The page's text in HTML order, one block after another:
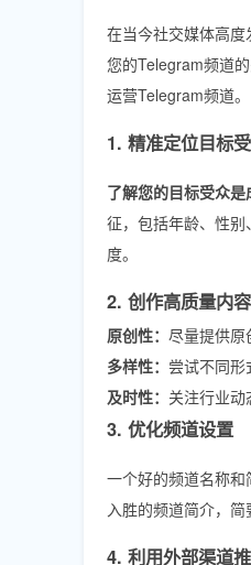
在当今社交媒体高
您的Telegram频道
运营Telegram频道。
1. 精准定位目标
了解您的目标受众是
征，包括年龄、性
度。
2. 创作高质量内容
原创性： 尽量提供原
多样性： 尝试不同形
及时性： 关注行业动
3. 优化频道设置
一个好的频道名称和
入胜的频道简介，
4. 利用外部渠道